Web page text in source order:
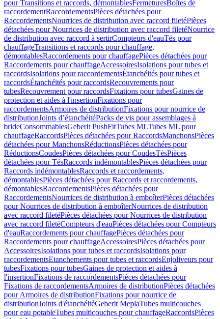
pour Transitions et raccords, démontablesFermeturesBoîtes de
raccordementRaccordementsPièces détachées pour
RaccordementsNourrices de distribution avec raccord filetéPièces
détachées pour Nourrices de distribution avec raccord filetéNourrice
de distribution avec raccord à sertirCompteurs d'eauTés pour
chauffageTransitions et raccords pour chauffage,
démontablesRaccordements pour chauffagePièces détachées pour
Raccordements pour chauffageAccessoiresIsolations pour tubes et
raccordsIsolations pour raccordementsÉtanchéités pour tubes et
raccordsÉtanchéités pour raccordsRecouvrements pour
tubesRecouvrement pour raccordsFixations pour tubesGaines de
protection et aides à l'insertionFixations pour
raccordementsArmoires de distributionFixations pour nourrice de
distributionJoints d’étanchéitéPacks de vis pour assemblages à
brideConsommablesGeberit PushFitTubes MLTubes ML pour
chauffageRaccordsPièces détachées pour RaccordsManchonsPièces
détachées pour ManchonsRéductionsPièces détachées pour
RéductionsCoudesPièces détachées pour CoudesTésPièces
détachées pour TésRaccords indémontablesPièces détachées pour
Raccords indémontablesRaccords et raccordements,
démontablesPièces détachées pour Raccords et raccordements,
démontablesRaccordementsPièces détachées pour
RaccordementsNourrices de distribution à emboîterPièces détachées
pour Nourrices de distribution à emboîterNourrices de distribution
avec raccord filetéPièces détachées pour Nourrices de distribution
avec raccord filetéCompteurs d'eauPièces détachées pour Compteurs
d'eauRaccordements pour chauffagePièces détachées pour
Raccordements pour chauffageAccessoiresPièces détachées pour
AccessoiresIsolations pour tubes et raccordsIsolations pour
raccordementsEtanchements pour tubes et raccordsEnjoliveurs pour
tubesFixations pour tubesGaines de protection et aides à
l'insertionFixations de raccordementsPièces détachées pour
Fixations de raccordementsArmoires de distributionPièces détachées
pour Armoires de distributionFixations pour nourrice de
distributionJoints d'étanchéitéGeberit MeplaTubes multicouches
pour eau potableTubes multicouches pour chauffageRaccordsPièces